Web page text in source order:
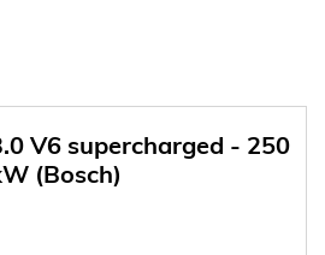
V6 supercharged - 250
(Bosch)